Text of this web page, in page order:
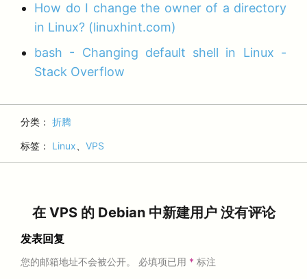
How do I change the owner of a directory
in Linux? (linuxhint.com)
bash - Changing default shell in Linux -
Stack Overflow
分类： 折腾
标签： Linux VPS
在 VPS 的 Debian 中新建用户 没有评论
发表回复
您的邮箱地址不会被公开。 必填项已用 * 标注